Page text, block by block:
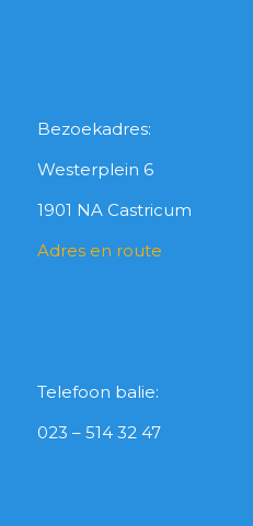
Bezoekadres:
Westerplein 6
1901 NA Castricum
Adres en route
Telefoon balie:
023 – 514 32 47